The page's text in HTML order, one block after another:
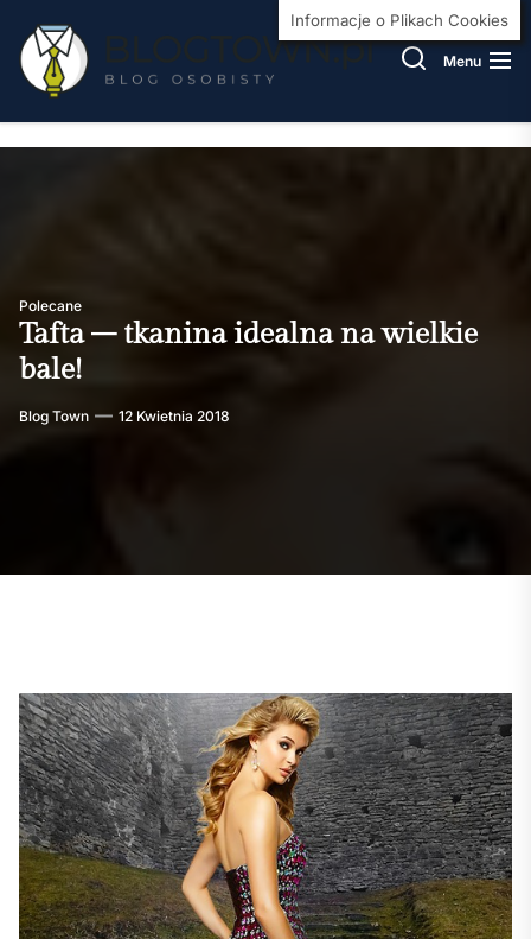
the
content
Menu
Polecane
Tafta – tkanina idealna na wielkie
bale!
Blog Town 12 Kwietnia 2018
Informacje o Plikach Cookies